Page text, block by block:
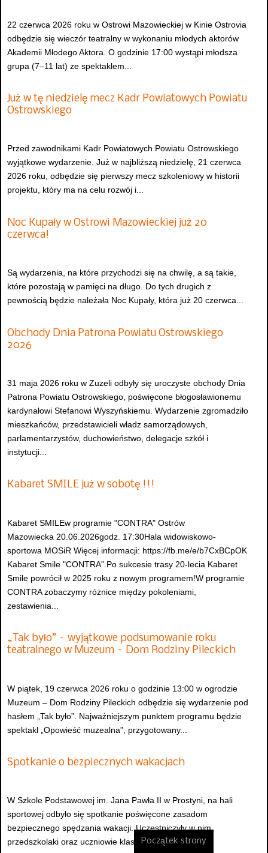
22 czerwca 2026 roku w Ostrowi Mazowieckiej w Kinie Ostrovia
odbędzie się wieczór teatralny w wykonaniu młodych aktorów
Akademii Młodego Aktora. O godzinie 17:00 wystąpi młodsza
grupa (7–11 lat) ze spektaklem...
Już w tę niedzielę mecz Kadr Powiatowych Powiatu
Ostrowskiego
Przed zawodnikami Kadr Powiatowych Powiatu Ostrowskiego
wyjątkowe wydarzenie. Już w najbliższą niedzielę, 21 czerwca
2026 roku, odbędzie się pierwszy mecz szkoleniowy w historii
projektu, który ma na celu rozwój i...
Noc Kupały w Ostrowi Mazowieckiej już 20
czerwca!
Są wydarzenia, na które przychodzi się na chwilę, a są takie,
które pozostają w pamięci na długo. Do tych drugich z
pewnością będzie należała Noc Kupały, która już 20 czerwca...
Obchody Dnia Patrona Powiatu Ostrowskiego
2026
31 maja 2026 roku w Zuzeli odbyły się uroczyste obchody Dnia
Patrona Powiatu Ostrowskiego, poświęcone błogosławionemu
kardynałowi Stefanowi Wyszyńskiemu. Wydarzenie zgromadziło
mieszkańców, przedstawicieli władz samorządowych,
parlamentarzystów, duchowieństwo, delegacje szkół i
instytucji...
Kabaret SMILE już w sobotę !!!
Kabaret SMILEw programie "CONTRA" Ostrów
Mazowiecka 20.06.2026godz. 17:30Hala widowiskowo-
sportowa MOSiR Więcej informacji: https://fb.me/e/b7CxBCpOK
Kabaret Smile "CONTRA".Po sukcesie trasy 20-lecia Kabaret
Smile powrócił w 2025 roku z nowym programem!W programie
CONTRA zobaczymy różnice między pokoleniami,
zestawienia...
„Tak było” – wyjątkowe podsumowanie roku
teatralnego w Muzeum – Dom Rodziny Pileckich
W piątek, 19 czerwca 2026 roku o godzinie 13:00 w ogrodzie
Muzeum – Dom Rodziny Pileckich odbędzie się wydarzenie pod
hasłem „Tak było”. Najważniejszym punktem programu będzie
spektakl „Opowieść muzealna”, przygotowany...
Spotkanie o bezpiecznych wakacjach
W Szkole Podstawowej im. Jana Pawła II w Prostyni, na hali
sportowej odbyło się spotkanie poświęcone zasadom
bezpiecznego spędzania wakacji. Uczestniczyły w nim
przedszkolaki oraz uczniowie klas I–VIII, którzy mieli...
Początek strony